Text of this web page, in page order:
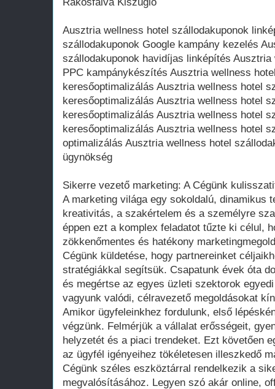
Ausztria wellness hotel szállodakuponok
szállodakuponok Google kampány kezelés
szállodakuponok havidíjas linképítés
PPC kampánykészítés Ausztria wellness
keresőoptimalizálás Ausztria wellness hotel
keresőoptimalizálás Ausztria wellness hotel
keresőoptimalizálás Ausztria wellness hotel
keresőoptimalizálás Ausztria wellness hotel
optimalizálás Ausztria wellness hotel
ügynökség
Sikerre vezető marketing: A Cégünk
A marketing világa egy sokoldalú, dinamikus
kreativitás, a szakértelem és a személyre
éppen ezt a komplex feladatot tűzte ki célul,
zökkenőmentes és hatékony
Cégünk küldetése, hogy partnereinket
stratégiákkal segítsük. Csapatunk évek óta
és megértse az egyes üzleti szektorok
vagyunk valódi, célravezető megoldásokat
Amikor ügyfeleinkhez fordulunk, első
végzünk. Felmérjük a vállalat erősségeit,
helyzetét és a piaci trendeket. Ezt követően
az ügyfél igényeihez tökéletesen illeszkedő
Cégünk széles eszköztárral rendelkezik a
megvalósításához. Legyen szó akár online,